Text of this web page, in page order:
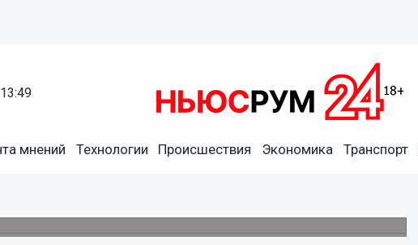
мнений Технологии Происшествия Экономика Транспорт
обнаружена в образовательном